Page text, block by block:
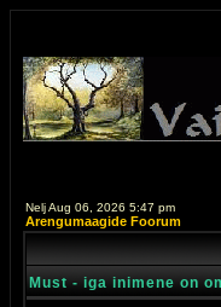
Nelj Aug 06, 2026 5:47 pm
Arengumaagide Foorum
Must - iga inimene on